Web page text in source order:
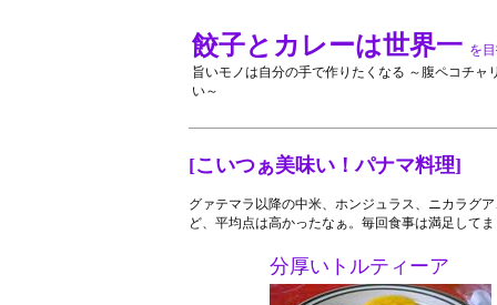
餃子とカレーは世界一 を
旨いモノは自分の手で作りたくなる ～腹ペコチ
い～
[こいつぁ美味い！パナマ料理]
グァテマラ以降の中米、ホンジュラス、ニカラグ
ど、平均点は高かったなぁ。毎回食事は満足して
分厚いトルティーア